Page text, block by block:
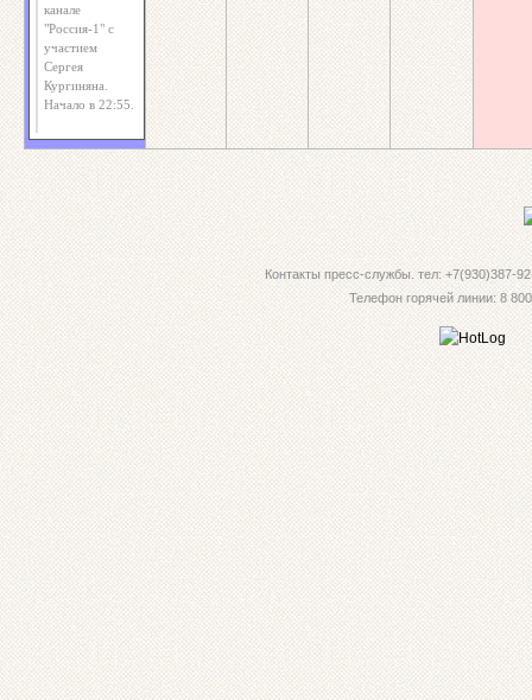
канале
"Россия-1" с
участием
Сергея
Кургиняна.
Начало в 22:55.
Контакты пресс-службы. тел: +7(930)387-
Телефон горячей линии: 8